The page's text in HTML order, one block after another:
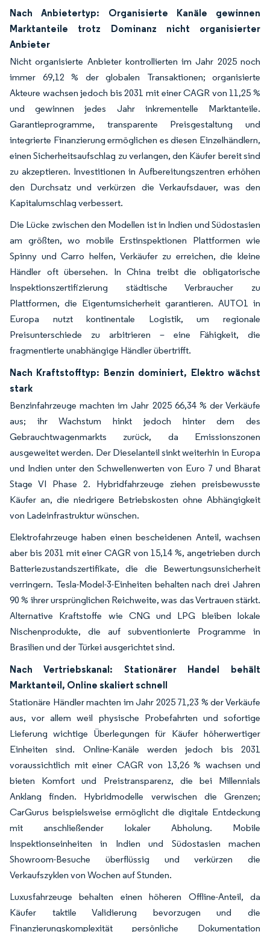
Nach Anbietertyp: Organisierte Kanäle gewinnen
Marktanteile trotz Dominanz nicht organisierter
Anbieter
Nicht organisierte Anbieter kontrollierten im Jahr 2025 noch
immer 69,12 % der globalen Transaktionen; organisierte
Akteure wachsen jedoch bis 2031 mit einer CAGR von 11,25 %
und gewinnen jedes Jahr inkrementelle Marktanteile.
Garantieprogramme, transparente Preisgestaltung und
integrierte Finanzierung ermöglichen es diesen Einzelhändlern,
einen Sicherheitsaufschlag zu verlangen, den Käufer bereit sind
zu akzeptieren. Investitionen in Aufbereitungszentren erhöhen
den Durchsatz und verkürzen die Verkaufsdauer, was den
Kapitalumschlag verbessert.
Die Lücke zwischen den Modellen ist in Indien und Südostasien
am größten, wo mobile Erstinspektionen Plattformen wie
Spinny und Carro helfen, Verkäufer zu erreichen, die kleine
Händler oft übersehen. In China treibt die obligatorische
Inspektionszertifizierung städtische Verbraucher zu
Plattformen, die Eigentumsicherheit garantieren. AUTO1 in
Europa nutzt kontinentale Logistik, um regionale
Preisunterschiede zu arbitrieren – eine Fähigkeit, die
fragmentierte unabhängige Händler übertrifft.
Nach Kraftstofftyp: Benzin dominiert, Elektro wächst
stark
Benzinfahrzeuge machten im Jahr 2025 66,34 % der Verkäufe
aus; ihr Wachstum hinkt jedoch hinter dem des
Gebrauchtwagenmarkts zurück, da Emissionszonen
ausgeweitet werden. Der Dieselanteil sinkt weiterhin in Europa
und Indien unter den Schwellenwerten von Euro 7 und Bharat
Stage VI Phase 2. Hybridfahrzeuge ziehen preisbewusste
Käufer an, die niedrigere Betriebskosten ohne Abhängigkeit
von Ladeinfrastruktur wünschen.
Elektrofahrzeuge haben einen bescheidenen Anteil, wachsen
aber bis 2031 mit einer CAGR von 15,14 %, angetrieben durch
Batteriezustandszertifikate, die die Bewertungsunsicherheit
verringern. Tesla-Model-3-Einheiten behalten nach drei Jahren
90 % ihrer ursprünglichen Reichweite, was das Vertrauen stärkt.
Alternative Kraftstoffe wie CNG und LPG bleiben lokale
Nischenprodukte, die auf subventionierte Programme in
Brasilien und der Türkei ausgerichtet sind.
Nach Vertriebskanal: Stationärer Handel behält
Marktanteil, Online skaliert schnell
Stationäre Händler machten im Jahr 2025 71,23 % der Verkäufe
aus, vor allem weil physische Probefahrten und sofortige
Lieferung wichtige Überlegungen für Käufer höherwertiger
Einheiten sind. Online-Kanäle werden jedoch bis 2031
voraussichtlich mit einer CAGR von 13,26 % wachsen und
bieten Komfort und Preistransparenz, die bei Millennials
Anklang finden. Hybridmodelle verwischen die Grenzen;
CarGurus beispielsweise ermöglicht die digitale Entdeckung
mit anschließender lokaler Abholung. Mobile
Inspektionseinheiten in Indien und Südostasien machen
Showroom-Besuche überflüssig und verkürzen die
Verkaufszyklen von Wochen auf Stunden.
Luxusfahrzeuge behalten einen höheren Offline-Anteil, da
Käufer taktile Validierung bevorzugen und die
Finanzierungskomplexität persönliche Dokumentation